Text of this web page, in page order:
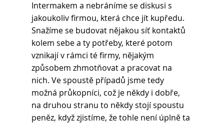
Intermakem a nebráníme se diskusi s
jakoukoliv firmou, která chce jít kupředu.
Snažíme se budovat nějakou síť kontaktů
kolem sebe a ty potřeby, které potom
vznikají v rámci té firmy, nějakým
způsobem zhmotňovat a pracovat na
nich. Ve spoustě případů jsme tedy
možná průkopníci, což je někdy i dobře,
na druhou stranu to někdy stojí spoustu
peněz, když zjistíme, že tohle není úplně ta